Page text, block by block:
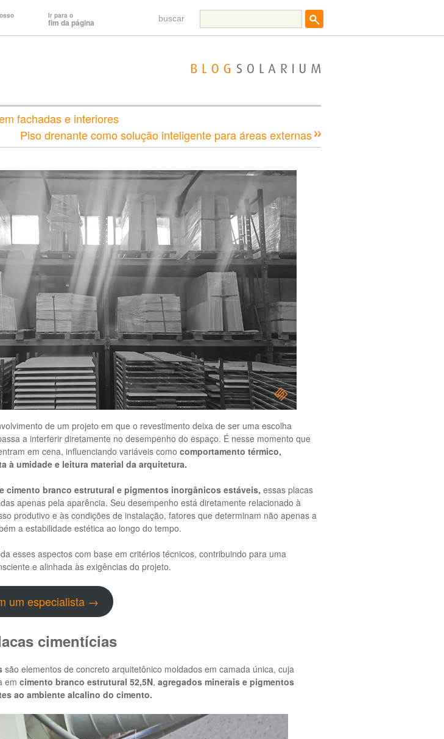
Ir para o
fim da página buscar
fachadas e interiores
Piso drenante como solução inteligente para áreas externas
de um projeto em que o revestimento deixa de ser uma escolha
a interferir diretamente no desempenho do espaço. É nesse momento que
em cena, influenciando variáveis como comportamento térmico,
à umidade e leitura material da arquitetura.
cimento branco estrutural e pigmentos inorgânicos estáveis, essas placas
apenas pela aparência. Seu desempenho está diretamente relacionado à
produtivo e às condições de instalação, fatores que determinam não apenas a
a estabilidade estética ao longo do tempo.
esses aspectos com base em critérios técnicos, contribuindo para uma
e alinhada às exigências do projeto.
um especialista →
cimentícias
são elementos de concreto arquitetônico moldados em camada única, cuja
em cimento branco estrutural 52,5N, agregados minerais e pigmentos
ao ambiente alcalino do cimento.